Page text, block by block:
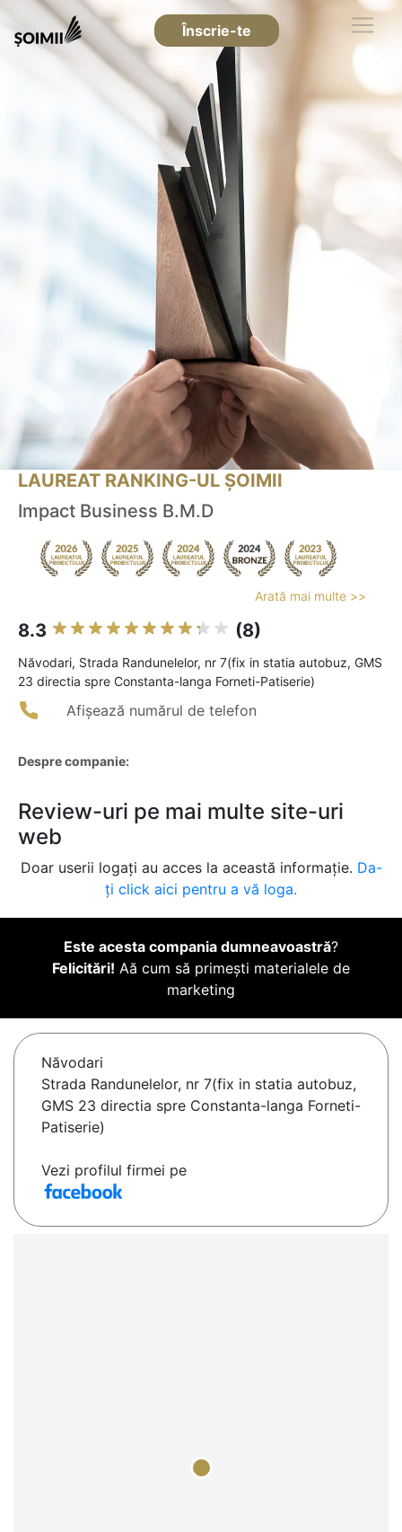
Înscrie-te
LAUREAT RANKING-UL ȘOIMII
Impact Business B.M.D
Arată mai multe >>
8.3 (8)
Năvodari, Strada Randunelelor, nr 7(fix in statia autobuz, GMS
23 directia spre Constanta-langa Forneti-Patiserie)
Afișează numărul de telefon
Despre companie:
Review-uri pe mai multe site-uri
web
Doar userii logați au acces la această informație. Da-
ți click aici pentru a vă loga.
Este acesta compania dumneavoastră?
Felicitări! Aă cum să primești materialele de
marketing
Năvodari
Strada Randunelelor, nr 7(fix in statia autobuz,
GMS 23 directia spre Constanta-langa Forneti-
Patiserie)
Vezi profilul firmei pe